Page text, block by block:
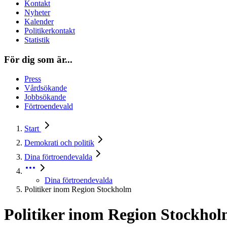
Kontakt
Nyheter
Kalender
Politikerkontakt
Statistik
För dig som är...
Press
Vårdsökande
Jobbsökande
Förtroendevald
Start
Demokrati och politik
Dina förtroendevalda
Dina förtroendevalda
Politiker inom Region Stockholm
Politiker inom Region